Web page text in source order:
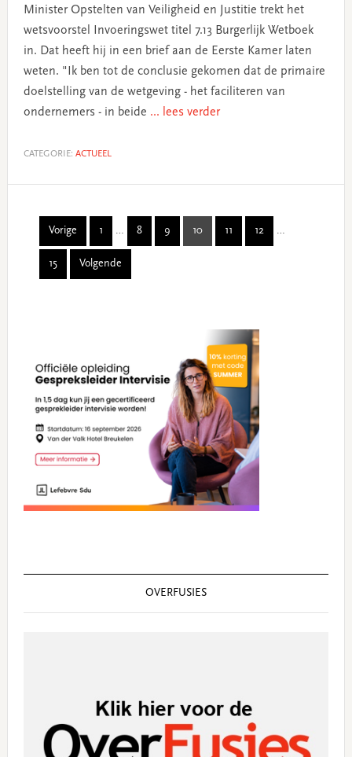
Minister Opstelten van Veiligheid en Justitie trekt het
wetsvoorstel Invoeringswet titel 7.13 Burgerlijk Wetboek
in. Dat heeft hij in een brief aan de Eerste Kamer laten
weten. "Ik ben tot de conclusie gekomen dat de primaire
doelstelling van de wetgeving - het faciliteren van
ondernemers - in beide ... lees verder
CATEGORIE: ACTUEEL
Vorige Page
1
Interim
pages
… Page
8 Page
9 Page
10 11 Page
12 …
Page
15 Volgende
OVERFUSIES